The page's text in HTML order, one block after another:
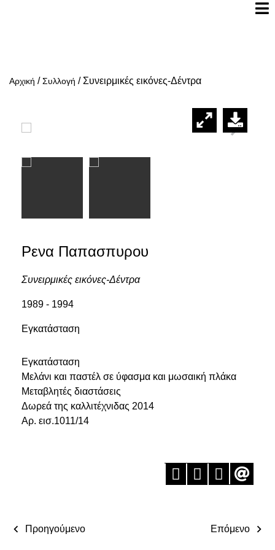
Αρχική /Συλλογή / Συνειρμικές εικόνες-Δέντρα
Ρενα Παπασπυρου
Συνειρμικές εικόνες-Δέντρα
1989 - 1994
Εγκατάσταση
Εγκατάσταση
Μελάνι και παστέλ σε ύφασμα και μωσαική πλάκα
Μεταβλητές διαστάσεις
Δωρεά της καλλιτέχνιδας 2014
Αρ. εισ.1011/14
Προηγούμενο Επόμενο